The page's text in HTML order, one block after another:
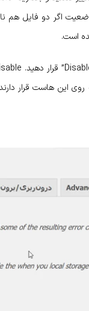
اگر دو فایل هم
است.
هاست قرار دارند